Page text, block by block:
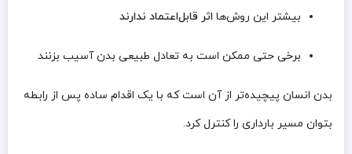
بیشتر این روش‌ها اثر قابل‌اعتماد ندارند
برخی حتی ممکن است به تعادل طبیعی بدن آسیب بزنند
بدن انسان پیچیده‌تر از آن است که با یک اقدام ساده پس از رابطه
بتوان مسیر بارداری را کنترل کرد.